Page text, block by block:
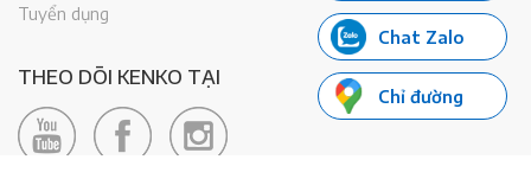
Chat Zalo
Chỉ đường
Tuyển dụng
THEO DÕI KENKO TẠI